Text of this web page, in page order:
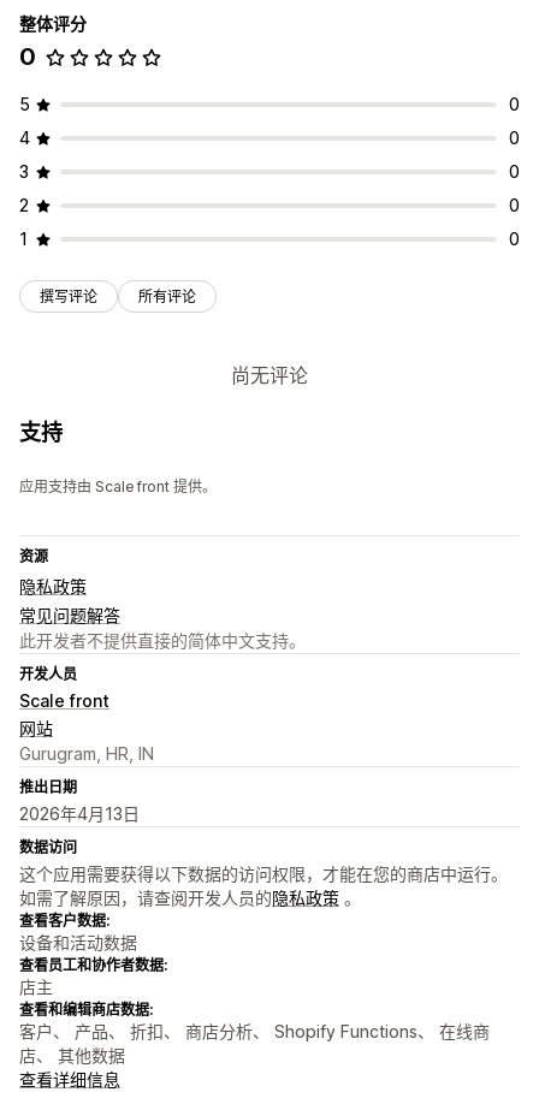
免费赠品
分层折扣
分析
点击率 转化率
整体评分
0
5
0
4
0
3
0
2
0
1
0
撰写评论 所有评论
尚无评论
支持
应用支持由 Scale front 提供。
资源
隐私政策
常见问题解答
此开发者不提供直接的简体中文支持。
开发人员
Scale front
网站
Gurugram, HR, IN
推出日期
2026年4月13日
数据访问
这个应用需要获得以下数据的访问权限，才能在您的商店中运行。
如需了解原因，请查阅开发人员的隐私政策 。
查看客户数据:
设备和活动数据
查看员工和协作者数据:
店主
查看和编辑商店数据:
客户、 产品、 折扣、 商店分析、 Shopify Functions、 在线商
店、 其他数据
查看详细信息